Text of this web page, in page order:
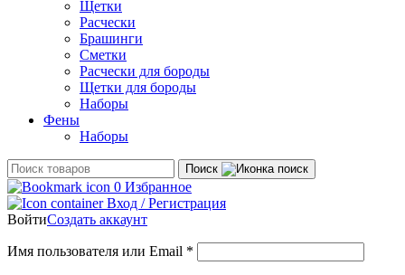
Щетки
Расчески
Брашинги
Сметки
Расчески для бороды
Щетки для бороды
Наборы
Фены
Наборы
Поиск
0 Избранное
Вход / Регистрация
ВойтиСоздать аккаунт
Имя пользователя или Email *